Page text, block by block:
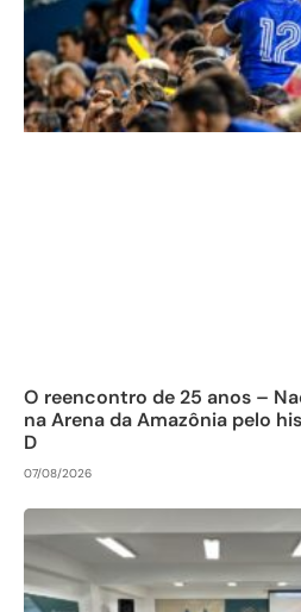
O reencontro de 25 anos –
na Arena da Amazônia pelo
D
07/08/2026